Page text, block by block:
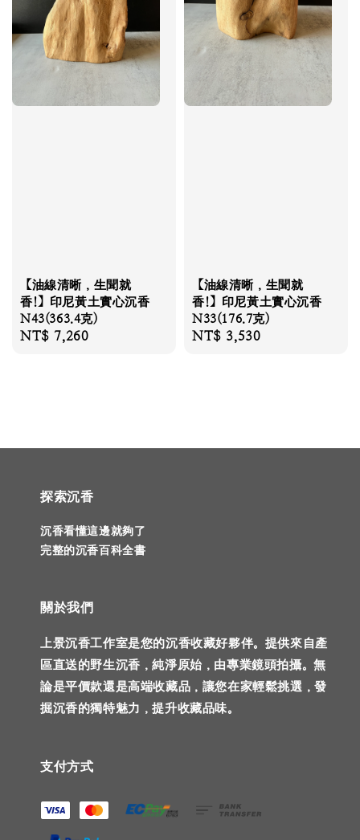
【油線清晰，生聞就
香!】印尼黃土實心沉香
N43(363.4克)
Regular
NT$ 7,260
【油線清晰，生聞就
香!】印尼黃土實心沉香
N33(176.7克)
Regular
NT$ 3,530
探索沉香
沉香看懂這邊就夠了
完整的沉香百科全書
關於我們
上景沉香工作室是您的沉香收藏好夥伴。提供來自產
區直送的野生沉香，純淨原始，由專業鏡頭拍攝。無
論是平價款還是高端收藏品，讓您在家輕鬆挑選，發
掘沉香的獨特魅力，提升收藏品味。
支付方式